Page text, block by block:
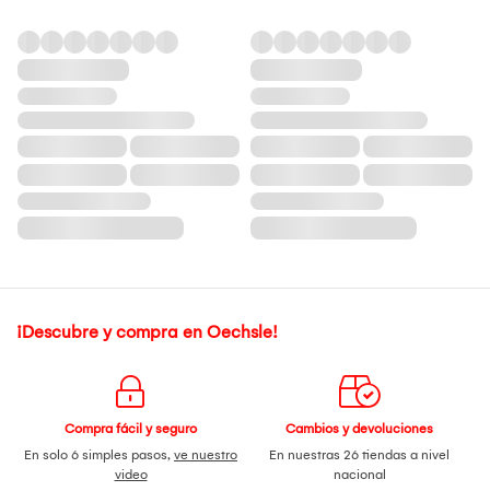
¡Descubre y compra en Oechsle!
Compra fácil y seguro
En solo 6 simples pasos, ve nuestro
video
Cambios y devoluciones
En nuestras 26 tiendas a nivel
nacional